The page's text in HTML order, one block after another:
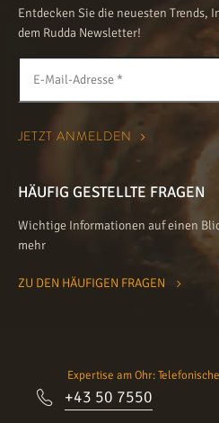
Entdecken Sie die neuesten Trends,
dem Rudda Newsletter!
HÄUFIG GESTELLTE FRAGEN
Wichtige Informationen auf einen
mehr
ZU DEN HÄUFIGEN FRAGEN
Expertise am Ohr:
+43 50 7550